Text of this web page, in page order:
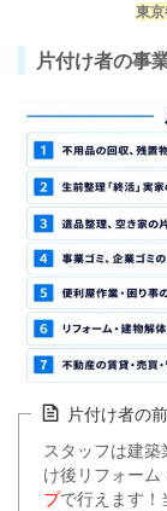
東
片付け者の事
片付け者の
スタッフは建
け後リフォーム
プで行えます！